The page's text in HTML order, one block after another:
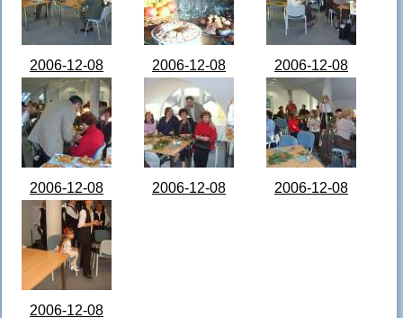
STA64467.JPG
STA64468.JPG
STA64469.JPG
2006-12-08
Védőnők
karácsony -
STA64470.JPG
2006-12-08
Védőnők
karácsony -
STA64471.JPG
2006-12-08
Védőnők
karácsony -
STA64472.JPG
2006-12-08
Védőnők
karácsony -
STA64473.JPG
2006-12-08
2006-12-08
2006-12-08